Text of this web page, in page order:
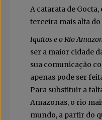
A catarata de Gocta,
terceira mais alta
Iquitos e o Rio
ser a maior cidade
sua comunicação
apenas pode ser
Para substituir a
Amazonas, o rio
mundo, a partir do